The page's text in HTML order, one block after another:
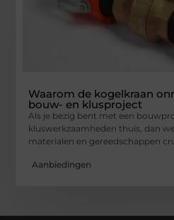
Waarom de kogelkraan
bouw- en klusproject
Als je bezig bent met een
kluswerkzaamheden thuis, dan
materialen en gereedschappen
Aanbiedingen